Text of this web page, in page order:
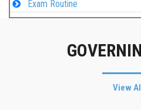
Exam Routine
View